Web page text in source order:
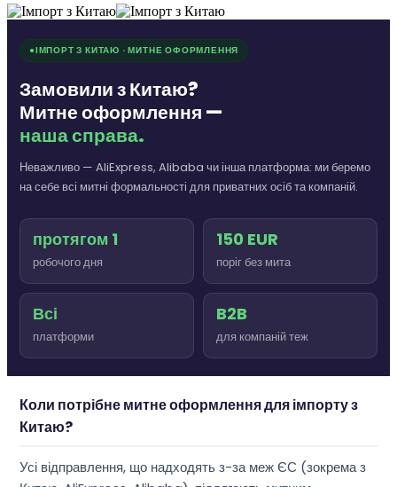
ІМПОРТ З КИТАЮ · МИТНЕ ОФОРМЛЕННЯ
Замовили з Китаю?
Митне оформлення —
наша справа.
Неважливо — AliExpress, Alibaba чи інша платформа: ми беремо
на себе всі митні формальності для приватних осіб та компаній.
протягом 1
робочого дня
150 EUR
поріг без мита
Всі
платформи
B2B
для компаній теж
Коли потрібне митне оформлення для імпорту з
Китаю?
Усі відправлення, що надходять з-за меж ЄС (зокрема з